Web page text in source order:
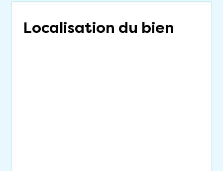
Localisation du bien